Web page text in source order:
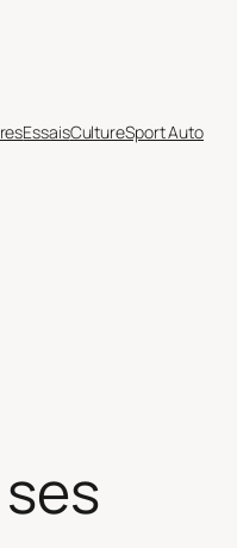
EssaisCultureSport Auto